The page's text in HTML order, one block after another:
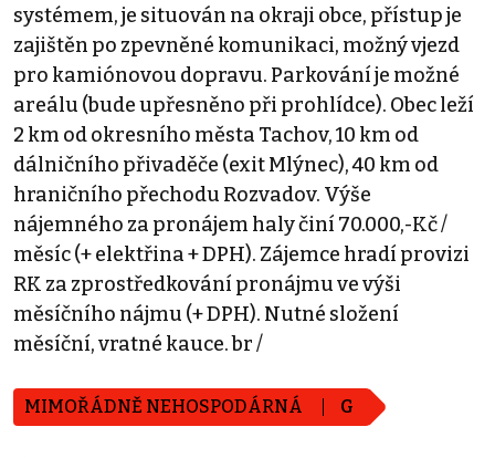
systémem, je situován na okraji obce, přístup je
zajištěn po zpevněné komunikaci, možný vjezd
pro kamiónovou dopravu. Parkování je možné
areálu (bude upřesněno při prohlídce). Obec leží
2 km od okresního města Tachov, 10 km od
dálničního přivaděče (exit Mlýnec), 40 km od
hraničního přechodu Rozvadov. Výše
nájemného za pronájem haly činí 70.000,-Kč /
měsíc (+ elektřina + DPH). Zájemce hradí provizi
RK za zprostředkování pronájmu ve výši
měsíčního nájmu (+ DPH). Nutné složení
měsíční, vratné kauce. br /
MIMOŘÁDNĚ NEHOSPODÁRNÁ G